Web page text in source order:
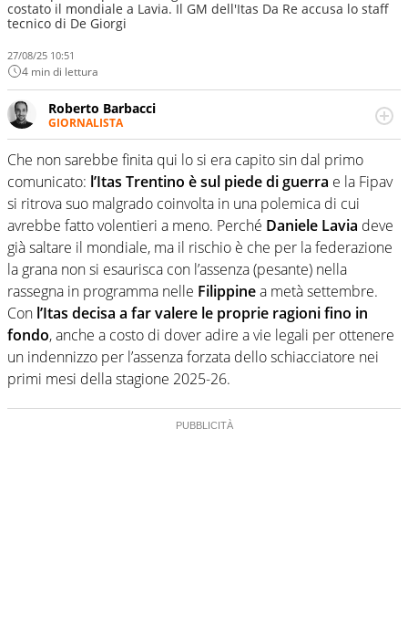
costato il mondiale a Lavia. Il GM dell'Itas Da Re accusa lo staff
tecnico di De Giorgi
27/08/25 10:51
4 min di lettura
Roberto Barbacci
GIORNALISTA
Giornalista (pubblicista) sportivo a tutto campo, è il
tuttologo di Virgilio Sport. Provate a chiedergli di boxe, di
scherma, di volley o di curling: ve ne farà innamorare
Che non sarebbe finita qui lo si era capito sin dal primo
comunicato: l’Itas Trentino è sul piede di guerra e la Fipav
si ritrova suo malgrado coinvolta in una polemica di cui
avrebbe fatto volentieri a meno. Perché Daniele Lavia deve
già saltare il mondiale, ma il rischio è che per la federazione
la grana non si esaurisca con l’assenza (pesante) nella
rassegna in programma nelle Filippinea metà settembre.
Con l’Itas decisa a far valere le proprie ragioni fino in
fondo, anche a costo di dover adire a vie legali per ottenere
un indennizzo per l’assenza forzata dello schiacciatore nei
primi mesi della stagione 2025-26.